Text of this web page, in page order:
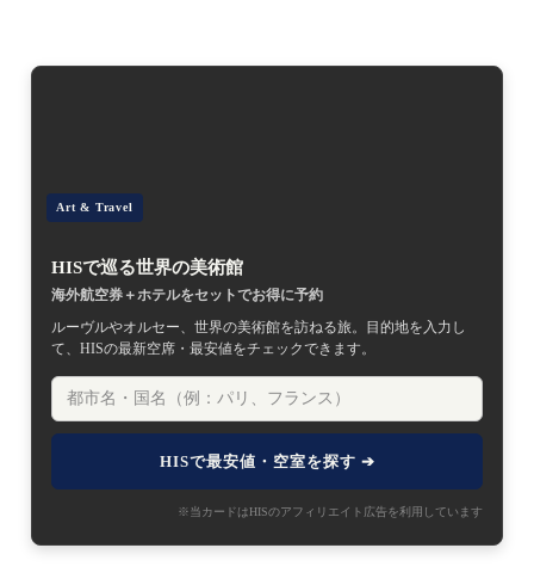
Art & Travel
HISで巡る世界の美術館
海外航空券＋ホテルをセットでお得に予約
ルーヴルやオルセー、世界の美術館を訪ねる旅。目的地を入力し
て、HISの最新空席・最安値をチェックできます。
HISで最安値・空室を探す ➔
※当カードはHISのアフィリエイト広告を利用しています